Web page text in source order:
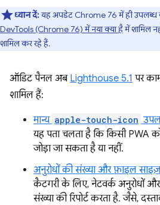
ध्यान दें:यह अपडेट Chrome 76 में ही उपलब्ध
DevTools (Chrome 76) में नया क्या हैमें शामिल
शामिल कर रहे हैं.
ऑडिट पैनल अब Lighthouse 5.1 पर
शामिल हैं:
मान्य apple-touch-icon
यह पता चलता है कि किसी PWA
जोड़ा जा सकता है या नहीं.
अनुरोधों की संख्या और फ़ाइल
कैटगरी के लिए, नेटवर्क अनुरोधों
संख्या की रिपोर्ट करता है. जैसे,